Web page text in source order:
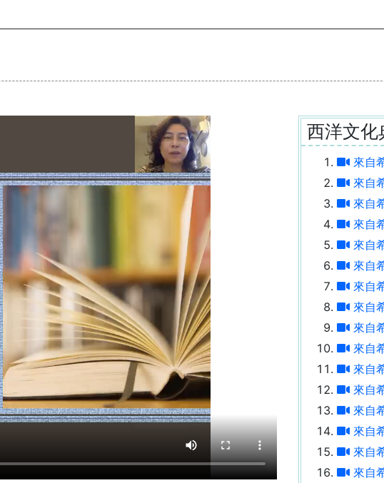
西洋文化
來自
來自
來自
來自
來自
來自
來自
來自
來自
來自
來自
來自
來自
來自
來自
來自